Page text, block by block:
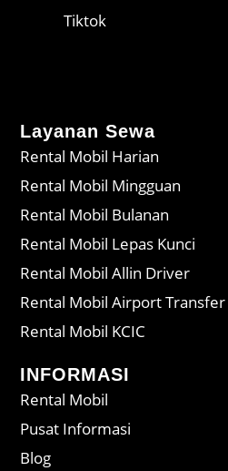
Tiktok
Layanan Sewa
Rental Mobil Harian
Rental Mobil Mingguan
Rental Mobil Bulanan
Rental Mobil Lepas Kunci
Rental Mobil Allin Driver
Rental Mobil Airport Transfer
Rental Mobil KCIC
INFORMASI
Rental Mobil
Pusat Informasi
Blog